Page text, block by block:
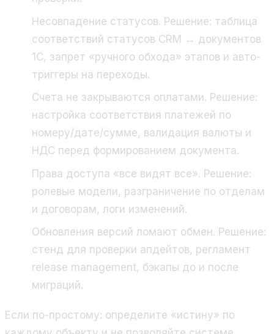
Несовпадение статусов. Решение: таблица
соответствий статусов CRM ↔ документов
1С, запрет «ручного обхода» этапов и авто-
триггеры на переходы.
Счета не закрываются оплатами. Решение:
настройка соответствия платежей по
номеру/дате/сумме, валидация валюты и
НДС перед формированием документа.
Права доступа «все видят все». Решение:
ролевые модели, разграничение по отделам
и договорам, логи изменений.
Обновления версий ломают обмен. Решение:
стенд для проверки апдейтов, регламент
release management, бэкапы до и после
миграций.
Если по-простому: определите «истину» по